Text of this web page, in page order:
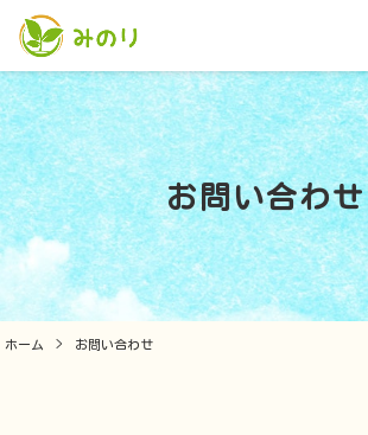
お問い合わせ
ホーム > お問い合わせ